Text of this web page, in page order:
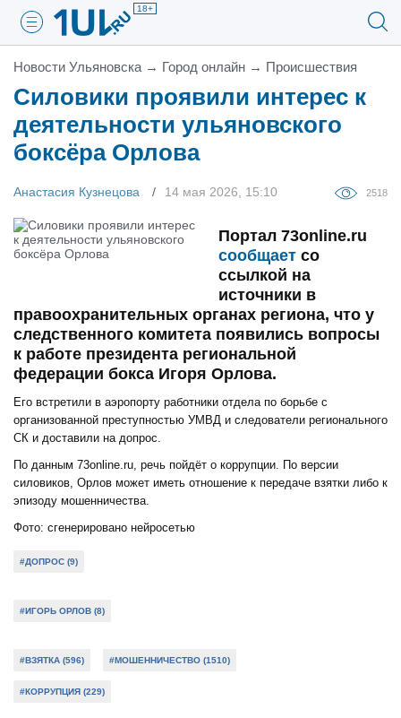
18+
Новости Ульяновска → Город онлайн → Проиcшествия
Силовики проявили интерес к
деятельности ульяновского
боксёра Орлова
Анастасия Кузнецова 14 мая 2026, 15:10 2518
Портал 73online.ru
сообщает со
ссылкой на
источники в
правоохранительных органах региона, что у
следственного комитета появились вопросы
к работе президента региональной
федерации бокса Игоря Орлова.
Его встретили в аэропорту работники отдела по борьбе с
организованной преступностью УМВД и следователи регионального
СК и доставили на допрос.
По данным 73online.ru, речь пойдёт о коррупции. По версии
силовиков, Орлов может иметь отношение к передаче взятки либо к
эпизоду мошенничества.
Фото: сгенерировано нейросетью
#ДОПРОС (9)
#ИГОРЬ ОРЛОВ (8)
#ВЗЯТКА (596) #МОШЕННИЧЕСТВО (1510)
#КОРРУПЦИЯ (229)